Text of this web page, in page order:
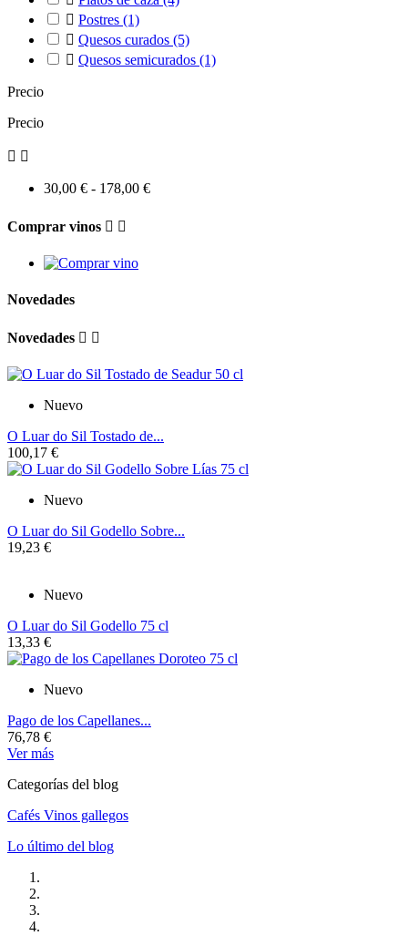
 Postres (1)
 Quesos curados (5)
 Quesos semicurados (1)
Precio
Precio
 
30,00 € - 178,00 €
Comprar vinos  
Novedades
Novedades  
Nuevo
O Luar do Sil Tostado de...
100,17 €
Nuevo
O Luar do Sil Godello Sobre...
19,23 €
Nuevo
O Luar do Sil Godello 75 cl
13,33 €
Nuevo
Pago de los Capellanes...
76,78 €
Ver más
Categorías del blog
Cafés Vinos gallegos
Lo último del blog